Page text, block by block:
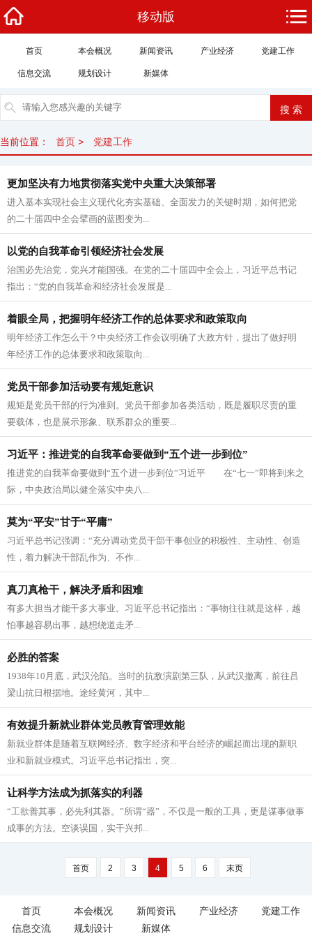
移动版
首页 本会概况 新闻资讯 产业经济 党建工作
信息交流 规划设计 新媒体
当前位置： 首页 > 党建工作
更加坚决有力地贯彻落实党中央重大决策部署
进入基本实现社会主义现代化夯实基础、全面发力的关键时期，如何把党
的二十届四中全会擘画的蓝图变为...
以党的自我革命引领经济社会发展
治国必先治党，党兴才能国强。在党的二十届四中全会上，习近平总书记
指出：“党的自我革命和经济社会发展是...
着眼全局，把握明年经济工作的总体要求和政策取向
明年经济工作怎么干？中央经济工作会议明确了大政方针，提出了做好明
年经济工作的总体要求和政策取向...
党员干部参加活动要有规矩意识
规矩是党员干部的行为准则。党员干部参加各类活动，既是履职尽责的重
要载体，也是展示形象、联系群众的重要...
习近平：推进党的自我革命要做到“五个进一步到位”
推进党的自我革命要做到“五个进一步到位”习近平 在“七一”即将到来之
际，中央政治局以健全落实中央八...
莫为“平安”甘于“平庸”
习近平总书记强调：“充分调动党员干部干事创业的积极性、主动性、创造
性，着力解决干部乱作为、不作...
真刀真枪干，解决矛盾和困难
有多大担当才能干多大事业。习近平总书记指出：“事物往往就是这样，越
怕事越容易出事，越想绕道走矛...
必胜的答案
1938年10月底，武汉沦陷。当时的抗敌演剧第三队，从武汉撤离，前往吕
梁山抗日根据地。途经黄河，其中...
有效提升新就业群体党员教育管理效能
新就业群体是随着互联网经济、数字经济和平台经济的崛起而出现的新职
业和新就业模式。习近平总书记指出，突...
让科学方法成为抓落实的利器
“工欲善其事，必先利其器。”所谓“器”，不仅是一般的工具，更是谋事做事
成事的方法。空谈误国，实干兴邦...
首页 2 3 4 5 6 末页
首页 本会概况 新闻资讯 产业经济
党建工作
信息交流
规划设计 新媒体